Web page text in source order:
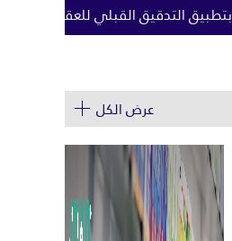
لمكافحة الفساد اليابان: الصين
عرض الكل